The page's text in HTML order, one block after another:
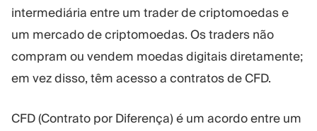
intermediária entre um trader de criptomoedas e
um mercado de criptomoedas. Os traders não
compram ou vendem moedas digitais diretamente;
em vez disso, têm acesso a contratos de CFD.
CFD (Contrato por Diferença) é um acordo entre um